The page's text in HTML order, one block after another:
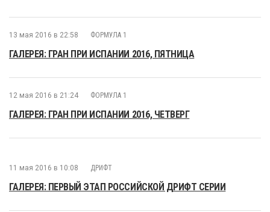
13 мая 2016 в 22:58 ФОРМУЛА 1
ГАЛЕРЕЯ: ГРАН ПРИ ИСПАНИИ 2016, ПЯТНИЦА
12 мая 2016 в 21:24 ФОРМУЛА 1
ГАЛЕРЕЯ: ГРАН ПРИ ИСПАНИИ 2016, ЧЕТВЕРГ
11 мая 2016 в 10:08 ДРИФТ
ГАЛЕРЕЯ: ПЕРВЫЙ ЭТАП РОССИЙСКОЙ ДРИФТ СЕРИИ